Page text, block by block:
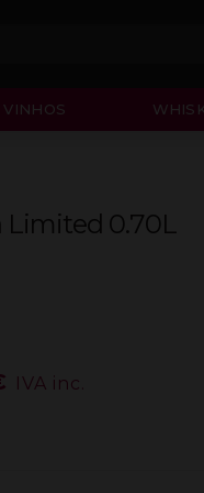
VINHOS
Limited 0.70L
IVA inc.